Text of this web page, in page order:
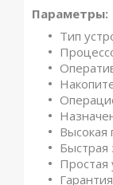
Параметры:
Тип
Высокая
Быстрая
Простая